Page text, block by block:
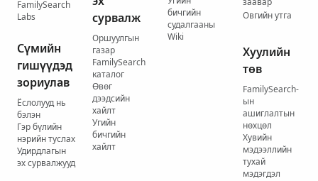
FamilySearch
Labs
Сүмийн
гишүүдэд
зориулав
Ёслолууд нь
бэлэн
Гэр бүлийн
нэрийн туслах
Удирдлагын
эх сурвалжууд
сурвалж
Оршуулгын
газар
FamilySearch
каталог
Өвөг
дээдсийн
хайлт
Угийн
бичгийн
хайлт
бичгийн
судалгааны
Wiki
Овгийн утга
Хуулийн
төв
FamilySearch-
ын
ашиглалтын
нөхцөл
Хувийн
мэдээллийн
тухай
мэдэгдэл